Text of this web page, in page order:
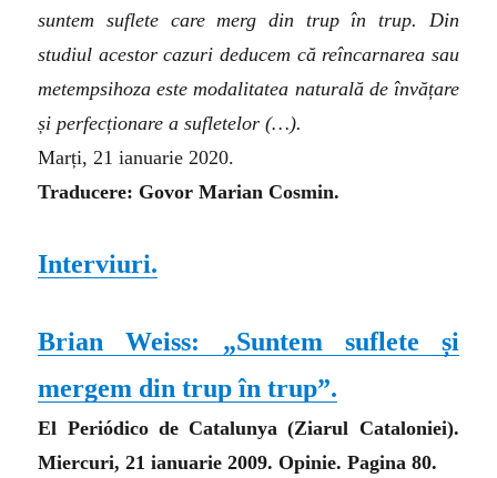
suntem suflete care merg din trup în trup. Din
studiul acestor cazuri deducem că reîncarnarea sau
metempsihoza este modalitatea naturală de învățare
și perfecționare a sufletelor(…).
Marți, 21 ianuarie 2020.
Traducere: Govor Marian Cosmin.
Interviuri.
Brian Weiss: „Suntem suflete și
mergem din trup în trup”.
El Periódico de Catalunya (Ziarul Cataloniei).
Miercuri, 21 ianuarie 2009. Opinie. Pagina 80.